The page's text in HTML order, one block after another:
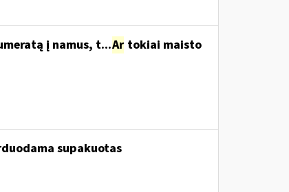
į namus, t...Artokiai maisto
supakuotas